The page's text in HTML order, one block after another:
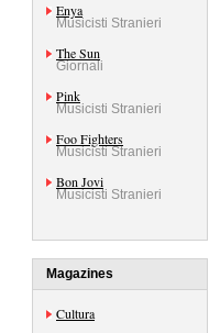
Enya
Musicisti Stranieri
The Sun
Giornali
Pink
Musicisti Stranieri
Foo Fighters
Musicisti Stranieri
Bon Jovi
Musicisti Stranieri
Magazines
Cultura